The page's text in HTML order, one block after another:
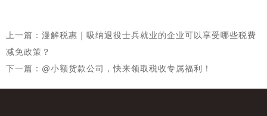
上一篇：漫解税惠｜吸纳退役士兵就业的企业可以享受哪些税费
减免政策？
下一篇：@小额货款公司，快来领取税收专属福利！